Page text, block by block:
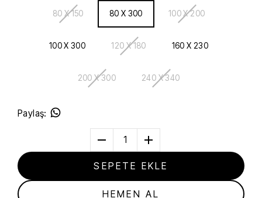
80 X 150 80 X 300 100 X 200
100 X 300 120 X 180 160 X 230
200 X 300 240 X 340
Paylaş:
1
SEPETE EKLE
HEMEN AL